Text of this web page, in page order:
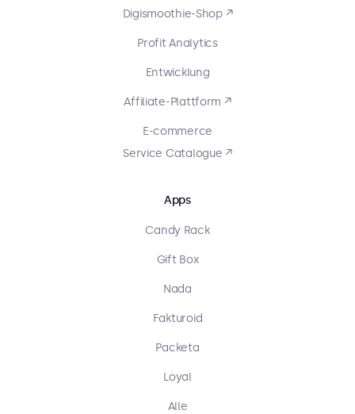
Digismoothie-Shop ↗
Profit Analytics
Entwicklung
Affiliate-Plattform ↗
E-commerce
Service Catalogue ↗
Apps
Candy Rack
Gift Box
Nada
Fakturoid
Packeta
Loyal
Alle